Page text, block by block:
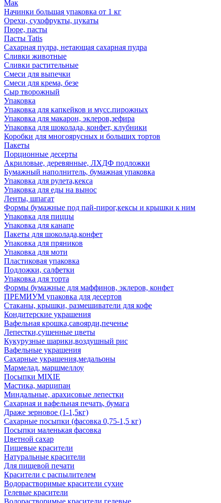
Мак
Начинки большая упаковка от 1 кг
Орехи, сухофрукты, цукаты
Пюре, пасты
Пасты Tatis
Сахарная пудра, нетающая сахарная пудра
Сливки животные
Сливки растительные
Смеси для выпечки
Смеси для крема, безе
Сыр творожный
Упаковка
Упаковка для капкейков и мусс.пирожных
Упаковка для макарон, эклеров,зефира
Упаковка для шоколада, конфет, клубники
Коробки для многоярусных и больших тортов
Пакеты
Порционные десерты
Акриловые, деревянные, ЛХДФ подложки
Бумажный наполнитель, бумажная упаковка
Упаковка для рулета,кекса
Упаковка для еды на вынос
Ленты, шпагат
Формы бумажные под пай-пирог,кексы и крышки к ним
Упаковка для пиццы
Упаковка для канапе
Пакеты для шоколада,конфет
Упаковка для пряников
Упаковка для моти
Пластиковая упаковка
Подложки, салфетки
Упаковка для торта
Формы бумажные для маффинов, эклеров, конфет
ПРЕМИУМ упаковка для десертов
Стаканы, крышки, размешиватели для кофе
Кондитерские украшения
Вафельная крошка,савоярди,печенье
Лепестки,сушенные цветы
Кукурузные шарики,воздушный рис
Вафельные украшения
Сахарные украшения,медальоны
Мармелад, маршмеллоу
Посыпки MIXIE
Мастика, марципан
Миндальные, арахисовые лепестки
Сахарная и вафельная печать, бумага
Драже зерновое (1-1,5кг)
Сахарные посыпки (фасовка 0,75-1,5 кг)
Посыпки маленькая фасовка
Цветной сахар
Пищевые красители
Натуральные красители
Для пищевой печати
Красители с распылителем
Водорастворимые красители сухие
Гелевые красители
Водорастворимые красители гелевые